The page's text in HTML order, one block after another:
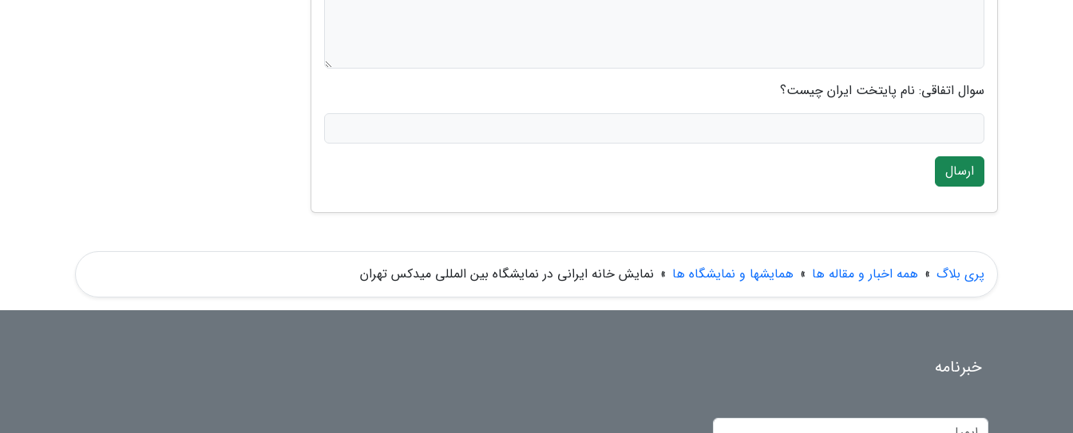
سوال اتفاقی: نام پایتخت ایران چیست؟
ارسال
پری بلاگ » همه اخبار و مقاله ها » همایشها و نمایشگاه ها » نمایش خانه ایرانی در نمایشگاه بین المللی میدکس تهران
خبرنامه